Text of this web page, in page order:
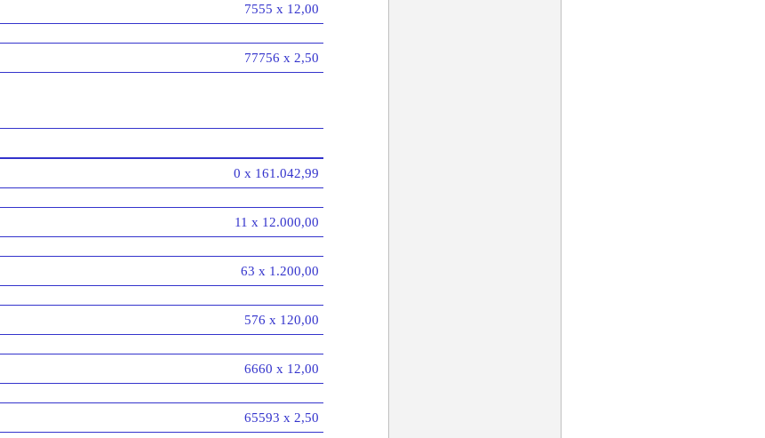
7555 x 12,00
77756 x 2,50
0 x 161.042,99
11 x 12.000,00
63 x 1.200,00
576 x 120,00
6660 x 12,00
65593 x 2,50